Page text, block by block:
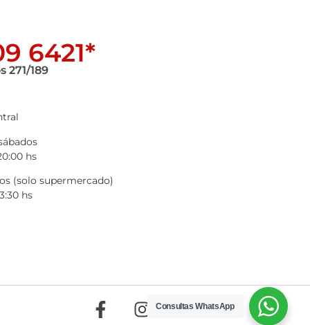
6421*
271/189
hs
(solo supermercado)
hs
Consultas WhatsApp